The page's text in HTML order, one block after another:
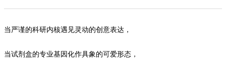
当严谨的科研内核遇见灵动的创意表达，
当试剂盒的专业基因化作具象的可爱形态，